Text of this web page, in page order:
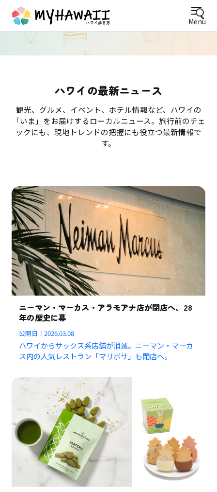
Menu
ハワイの最新ニュース
観光、グルメ、イベント、ホテル情報など、ハワイの
「いま」をお届けするローカルニュース。旅行前のチェ
ックにも、現地トレンドの把握にも役立つ最新情報で
す。
ニーマン・マーカス・アラモアナ店が閉店へ、28
年の歴史に幕
公開日：2026.03.08
ハワイからサックス系店舗が消滅。ニーマン・マーカ
ス内の人気レストラン「マリポサ」も閉店へ。